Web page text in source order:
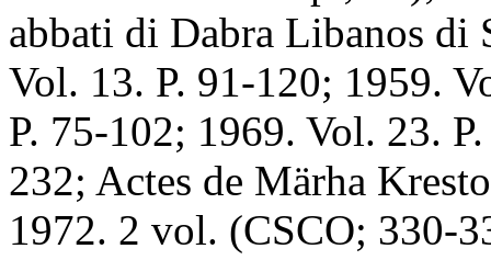
abbati di Dabra Libanos
Vol. 13. P. 91-120; 1959.
P. 75-102; 1969. Vol. 23.
232; Actes de Märha
1972. 2 vol. (CSCO; 330-